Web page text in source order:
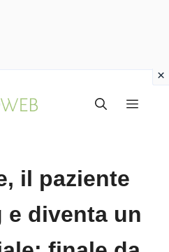
Menu
il paziente
e diventa un